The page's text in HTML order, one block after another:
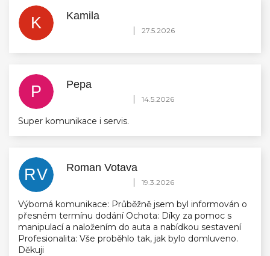
K Kamila
Hodnocení obchodu je 5 z 5 hvězdiček.
| 27.5.2026
P Pepa
Hodnocení obchodu je 5 z 5 hvězdiček.
| 14.5.2026
Super komunikace i servis.
RV Roman Votava
Hodnocení obchodu je 5 z 5 hvězdiček.
| 19.3.2026
Výborná komunikace: Průběžně jsem byl informován o
přesném termínu dodání Ochota: Díky za pomoc s
manipulací a naložením do auta a nabídkou sestavení
Profesionalita: Vše proběhlo tak, jak bylo domluveno.
Děkuji